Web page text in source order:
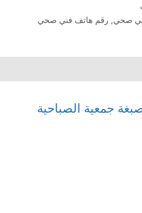
صحي,رقم هاتف فني صحي
جمعية الصباحية